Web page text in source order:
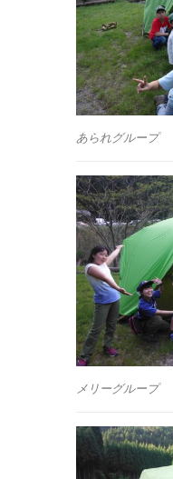
あられグループ
メリーグループ